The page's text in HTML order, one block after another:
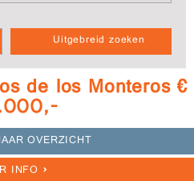
Uitgebreid zoeken
de los Monteros €
OVERZICHT
INFO